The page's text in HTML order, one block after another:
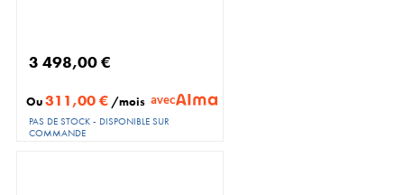
3 498,00 €
Ou311,00 € /mois avec
PAS DE STOCK - DISPONIBLE SUR
COMMANDE